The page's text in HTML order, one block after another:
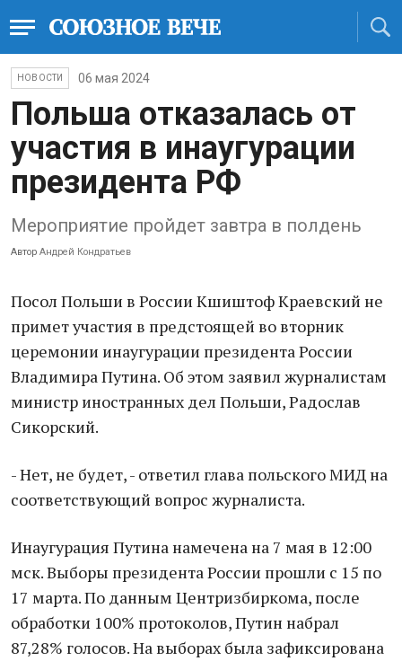
НОВОСТИ 06 мая 2024
Польша отказалась от
участия в инаугурации
президента РФ
Мероприятие пройдет завтра в полдень
Автор Андрей Кондратьев
Посол Польши в России Кшиштоф Краевский не
примет участия в предстоящей во вторник
церемонии инаугурации президента России
Владимира Путина. Об этом заявил журналистам
министр иностранных дел Польши, Радослав
Сикорский.
- Нет, не будет, - ответил глава польского МИД на
соответствующий вопрос журналиста.
Инаугурация Путина намечена на 7 мая в 12:00
мск. Выборы президента России прошли с 15 по
17 марта. По данным Центризбиркома, после
обработки 100% протоколов, Путин набрал
87,28% голосов. На выборах была зафиксирована